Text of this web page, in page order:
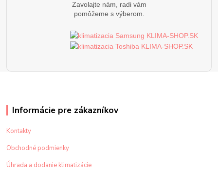
Zavolajte nám, radi vám
pomôžeme s výberom.
Informácie pre zákazníkov
Kontakty
Obchodné podmienky
Úhrada a dodanie klimatizácie